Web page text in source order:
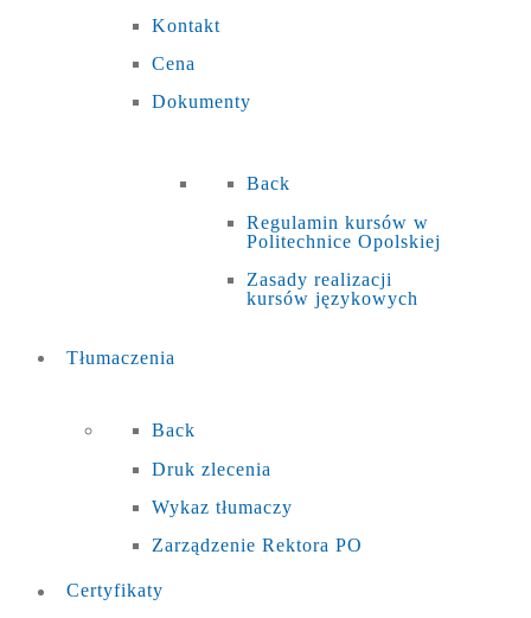
Kontakt
Cena
Dokumenty
Back
Regulamin kursów w
Politechnice Opolskiej
Zasady realizacji
kursów językowych
Tłumaczenia
Back
Druk zlecenia
Wykaz tłumaczy
Zarządzenie Rektora PO
Certyfikaty